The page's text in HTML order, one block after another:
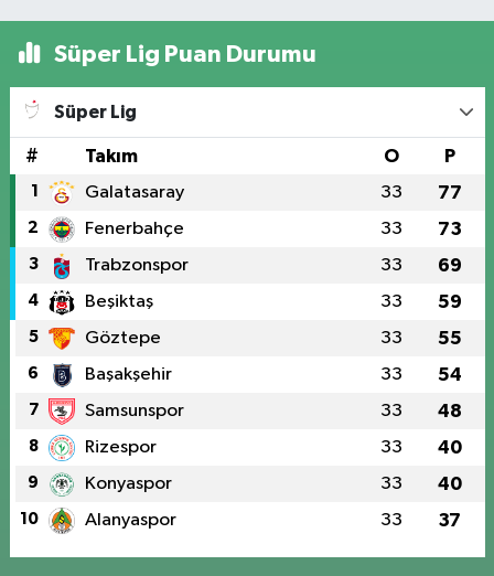
Süper Lig Puan Durumu
Süper Lig
# Takım O P
1 Galatasaray 33 77
2 Fenerbahçe 33 73
3 Trabzonspor 33 69
4 Beşiktaş 33 59
5 Göztepe 33 55
6 Başakşehir 33 54
7 Samsunspor 33 48
8 Rizespor 33 40
9 Konyaspor 33 40
10 Alanyaspor 33 37